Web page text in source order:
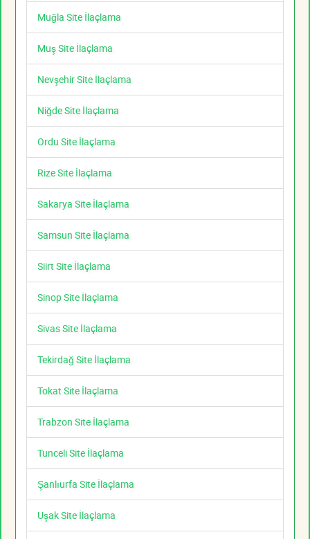
Muğla Site İlaçlama
Muş Site İlaçlama
Nevşehir Site İlaçlama
Niğde Site İlaçlama
Ordu Site İlaçlama
Rize Site İlaçlama
Sakarya Site İlaçlama
Samsun Site İlaçlama
Siirt Site İlaçlama
Sinop Site İlaçlama
Sivas Site İlaçlama
Tekirdağ Site İlaçlama
Tokat Site İlaçlama
Trabzon Site İlaçlama
Tunceli Site İlaçlama
Şanlıurfa Site İlaçlama
Uşak Site İlaçlama